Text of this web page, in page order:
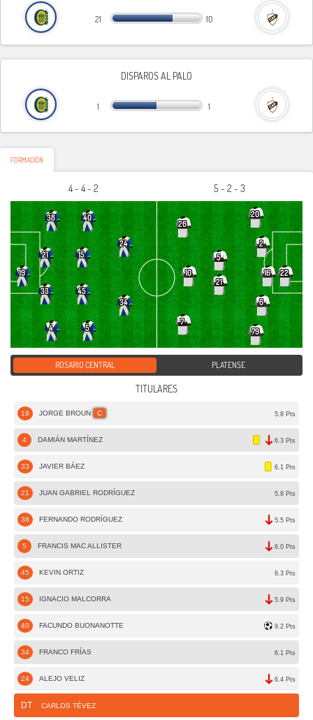
21 10
DISPAROS AL PALO
1 1
FORMACIÓN
4 - 4 - 2
19
38
21
33
4
40
15
45
5
24
34
5 - 2 - 3
22
20
2
16
6
79
5
21
26
10
7
ROSARIO CENTRAL PLATENSE
TITULARES
19 JORGE BROUN C 5.8 Pts
4 DAMIÁN MARTÍNEZ 6.3 Pts
33 JAVIER BÁEZ 6.1 Pts
21 JUAN GABRIEL RODRÍGUEZ 5.8 Pts
38 FERNANDO RODRÍGUEZ 5.5 Pts
5 FRANCIS MAC ALLISTER 6.0 Pts
45 KEVIN ORTIZ 6.3 Pts
15 IGNACIO MALCORRA 5.9 Pts
40 FACUNDO BUONANOTTE 9.2 Pts
34 FRANCO FRÍAS 6.1 Pts
24 ALEJO VELIZ 6.4 Pts
DT CARLOS TÉVEZ